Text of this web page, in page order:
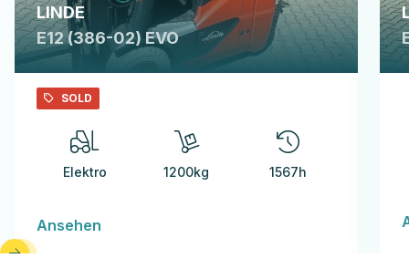
LINDE
E12 (386-02) EVO
SOLD
Elektro 1200kg 1567h
Ansehen